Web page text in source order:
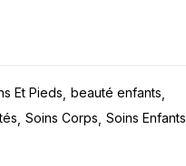
Et Pieds beauté enfants
Soins Corps Soins Enfants